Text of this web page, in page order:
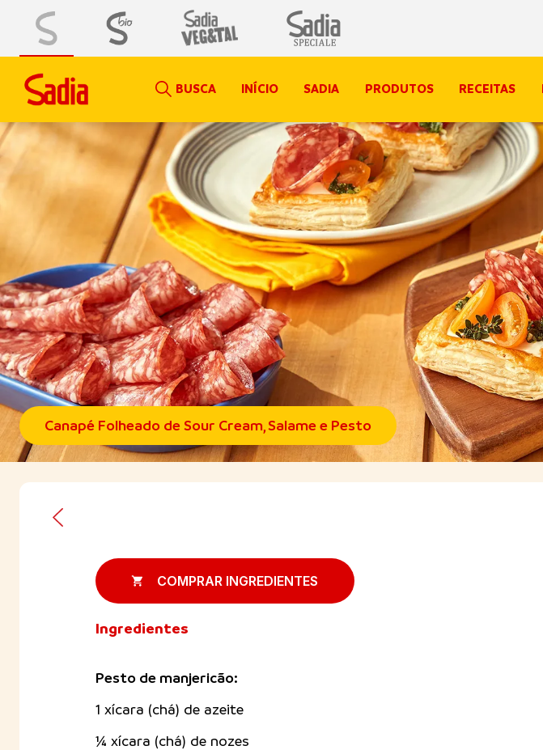
BUSCA INÍCIO SADIA PRODUTOS RECEITAS
Canapé Folheado de Sour Cream, Salame e Pesto
COMPRAR INGREDIENTES
Ingredientes
Pesto de manjericão:
1 xícara (chá) de azeite
¼ xícara (chá) de nozes